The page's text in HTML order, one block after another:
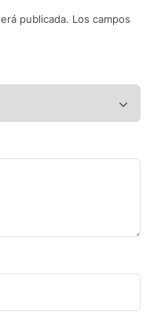
publicada. Los campos